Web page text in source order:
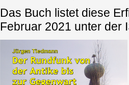
Das Buch listet diese
Februar 2021 unter der